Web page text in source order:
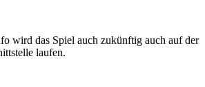
wird das Spiel auch zukünftig auch auf der
laufen.